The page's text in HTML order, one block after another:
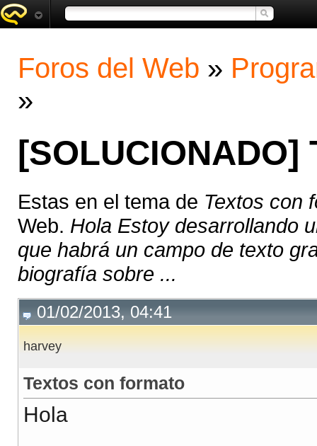
Foros del Web »
»
Estas en el tema de Textos con
Web. Hola Estoy desarrollando
que habrá un campo de texto
biografía sobre ...
01/02/2013, 04:41
harvey
Textos con formato
Hola